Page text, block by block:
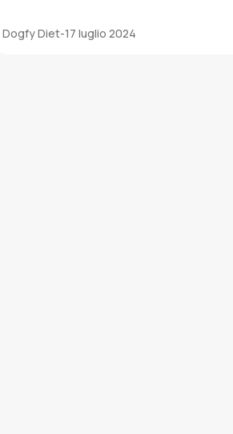
po’ più complicata. I cani sono
Dogfy Diet-17 luglio 2024